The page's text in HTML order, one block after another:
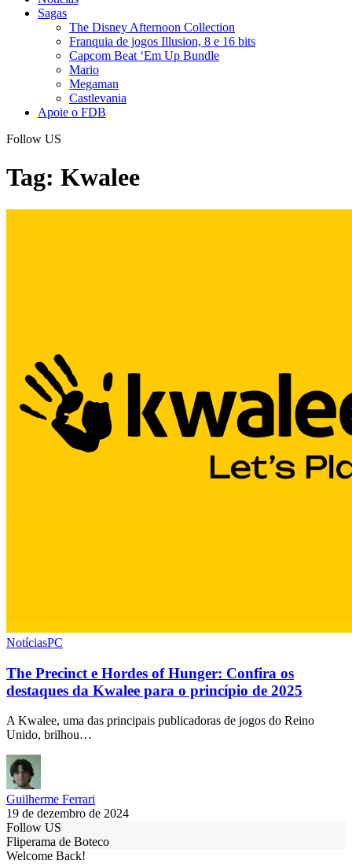
Sagas
The Disney Afternoon Collection
Franquia de jogos Illusion, 8 e 16 bits
Capcom Beat ‘Em Up Bundle
Mario
Megaman
Castlevania
Apoie o FDB
Follow US
Tag: Kwalee
NotíciasPC
The Precinct e Hordes of Hunger: Confira os
destaques da Kwalee para o princípio de 2025
A Kwalee, uma das principais publicadoras de jogos do Reino
Unido, brilhou…
Guilherme Ferrari
19 de dezembro de 2024
Follow US
Fliperama de Boteco
Welcome Back!